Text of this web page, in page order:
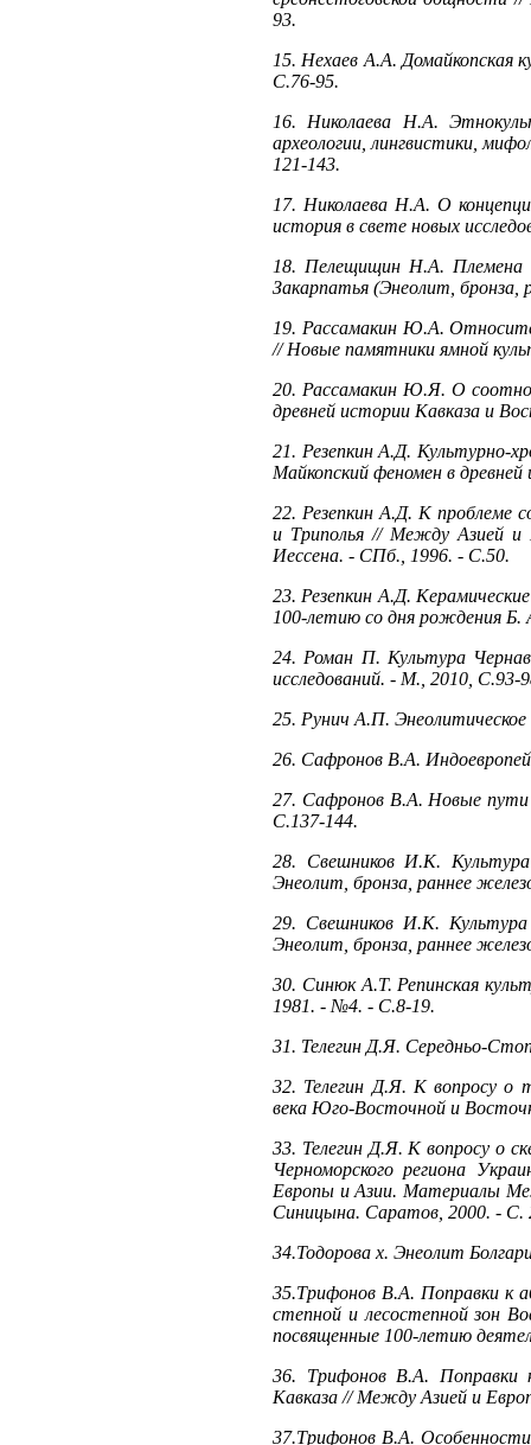
93.
15. Нехаев А.А. Домайкопская
С.76-95.
16. Николаева Н.А.
археологии, лингвистики,
121-143.
17. Николаева Н.А. О
история в свете новых
18. Пелещищин Н.А. Племена
Закарпатья (Энеолит, бронза,
19. Рассамакин Ю.А.
// Новые памятники ямной
20. Рассамакин Ю.Я. О
древней истории Кавказа и
21. Резепкин А.Д. Культурно-
Майкопский феномен в
22. Резепкин А.Д. К проблеме
и Триполья // Между Азией
Иессена. - СПб., 1996. - С.50.
23. Резепкин А.Д.
100-летию со дня рождения
24. Роман П. Культура
исследований. - М., 2010, С.93-
25. Рунич А.П. Энеолитическое
26. Сафронов В.А.
27. Сафронов В.А. Новые пути
С.137-144.
28. Свешников И.К.
Энеолит, бронза, раннее
29. Свешников И.К. Культура
Энеолит, бронза, раннее
30. Синюк А.Т. Репинская
1981. - №4. - С.8-19.
31. Телегин Д.Я. Середньо-
32. Телегин Д.Я. К вопросу о
века Юго-Восточной и
33. Телегин Д.Я. К вопросу о
Черноморского региона
Европы и Азии. Материалы
Синицына. Саратов, 2000. - С.
34.Тодорова х. Энеолит
35.Трифонов В.А. Поправки к
степной и лесостепной зон
посвященные 100-летию
36. Трифонов В.А. Поправки
Кавказа // Между Азией и
37.Трифонов В.А. Особенности